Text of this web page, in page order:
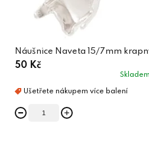
Náušnice Naveta 15/7mm
50 Kč
Skladem